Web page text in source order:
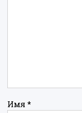
Имя *